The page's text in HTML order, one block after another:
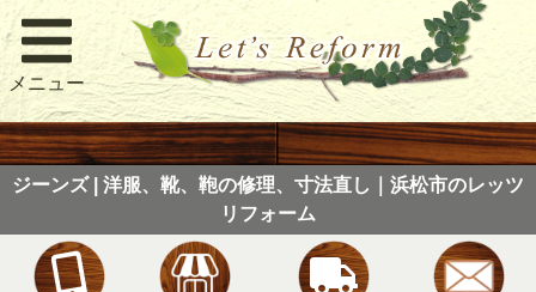
メニュー
ジーンズ | 洋服、靴、鞄の修理、寸法直し｜浜松市のレッツ
リフォーム